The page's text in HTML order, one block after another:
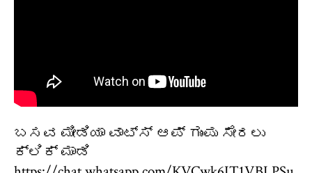
ಬಸವ ಮೀಡಿಯಾ ವಾಟ್ಸ್ ಆಪ್ ಗುಂಪು ಸೇರಲು
ಕ್ಲಿಕ್ ಮಾಡಿ